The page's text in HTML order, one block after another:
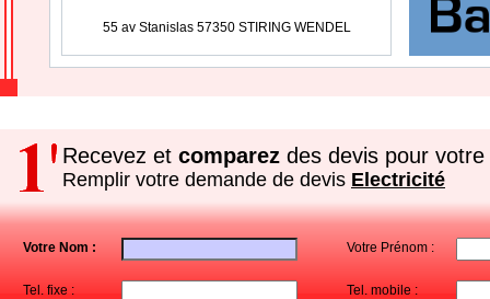
55 av Stanislas 57350 STIRING WENDEL
Recevez et comparez des devis pour votre
Remplir votre demande de devis Electricité
Votre Nom : Votre Prénom :
Tel. fixe : Tel. mobile :